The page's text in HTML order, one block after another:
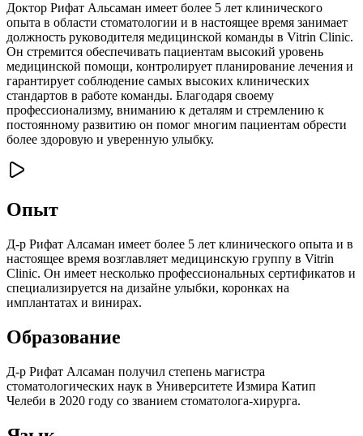
Доктор Рифат Альсаман имеет более 5 лет клинического
опыта в области стоматологии и в настоящее время занимает
должность руководителя медицинской команды в Vitrin Clinic.
Он стремится обеспечивать пациентам высокий уровень
медицинской помощи, контролирует планирование лечения и
гарантирует соблюдение самых высоких клинических
стандартов в работе команды. Благодаря своему
профессионализму, вниманию к деталям и стремлению к
постоянному развитию он помог многим пациентам обрести
более здоровую и уверенную улыбку.
Опыт
Д-р Рифат Алсаман имеет более 5 лет клинического опыта и в
настоящее время возглавляет медицинскую группу в Vitrin
Clinic. Он имеет несколько профессиональных сертификатов и
специализируется на дизайне улыбки, коронках на
имплантатах и винирах.
Образование
Д-р Рифат Алсаман получил степень магистра
стоматологических наук в Университете Измира Катип
Челеби в 2020 году со званием стоматолога-хирурга.